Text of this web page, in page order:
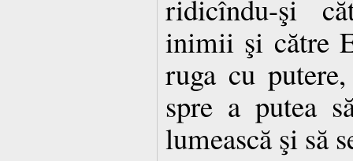
ridicîndu-şi
inimii şi către
ruga cu
spre a putea
lumească şi să